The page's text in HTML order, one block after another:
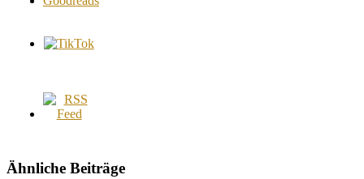
Ähnliche Beiträge